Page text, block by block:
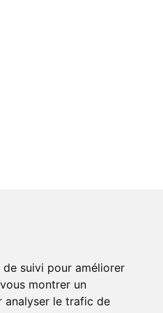
suivi pour améliorer
montrer un
analyser le trafic de